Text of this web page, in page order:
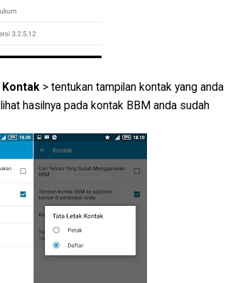
> tentukan tampilan kontak yang anda
hasilnya pada kontak BBM anda sudah